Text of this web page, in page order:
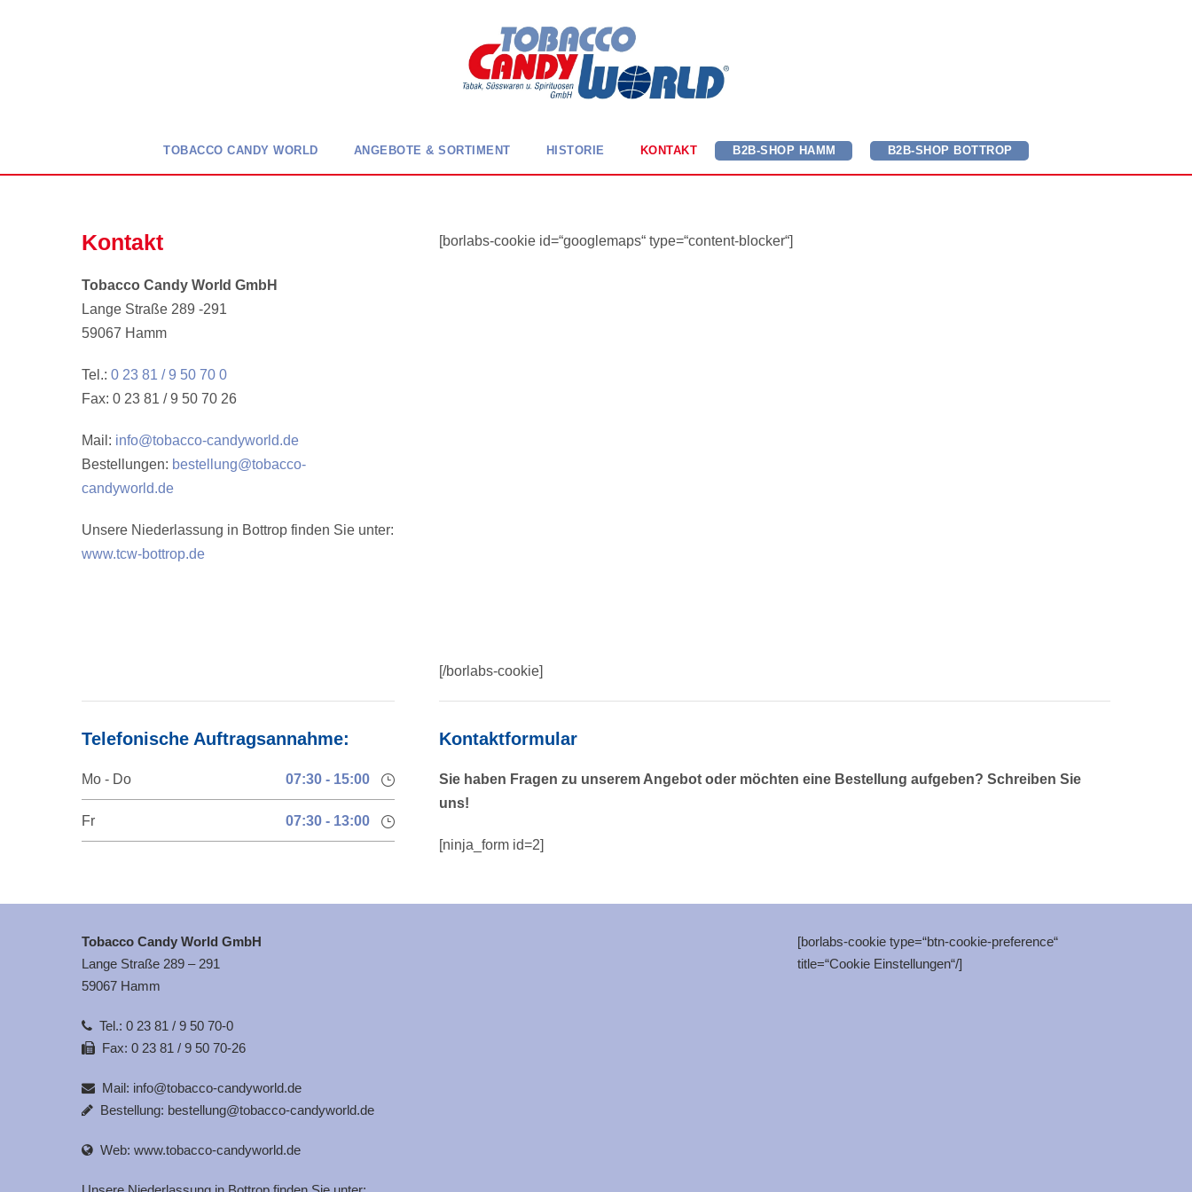
TOBACCO CANDY WORLD ANGEBOTE & SORTIMENT HISTORIE KONTAKT B2B-SHOP HAMM B2B-SHOP BOTTROP
Kontakt
Tobacco Candy World GmbH
Lange Straße 289 -291
59067 Hamm
Tel.: 0 23 81 / 9 50 70 0
Fax: 0 23 81 / 9 50 70 26
Mail: info@tobacco-candyworld.de
Bestellungen: bestellung@tobacco-
candyworld.de
Unsere Niederlassung in Bottrop finden Sie unter:
www.tcw-bottrop.de
[borlabs-cookie id=“googlemaps“ type=“content-blocker“]
[/borlabs-cookie]
Telefonische Auftragsannahme:
Mo - Do 07:30 - 15:00
Fr 07:30 - 13:00
Kontaktformular
Sie haben Fragen zu unserem Angebot oder möchten eine Bestellung aufgeben? Schreiben Sie
uns!
[ninja_form id=2]
Tobacco Candy World GmbH
Lange Straße 289 – 291
59067 Hamm
Tel.: 0 23 81 / 9 50 70-0
Fax: 0 23 81 / 9 50 70-26
Mail: info@tobacco-candyworld.de
Bestellung: bestellung@tobacco-candyworld.de
Web: www.tobacco-candyworld.de
[borlabs-cookie type=“btn-cookie-preference“
title=“Cookie Einstellungen“/]